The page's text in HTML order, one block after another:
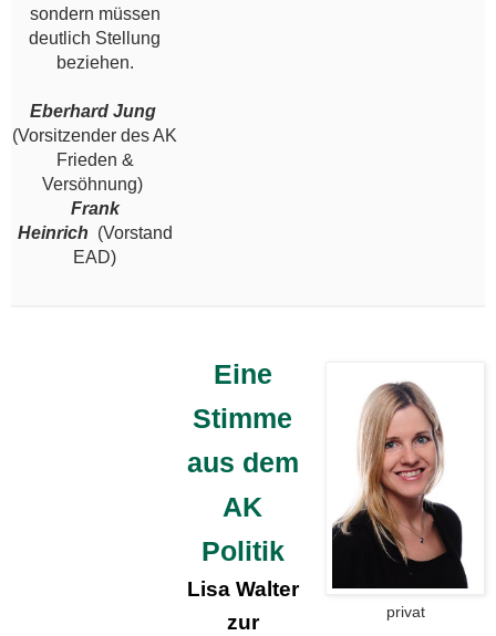
sondern müssen
deutlich Stellung
beziehen.
Eberhard Jung
(Vorsitzender des AK
Frieden &
Versöhnung)
Frank
Heinrich (Vorstand
EAD)
Eine
Stimme
aus dem
AK
Politik
Lisa Walter
zur
privat